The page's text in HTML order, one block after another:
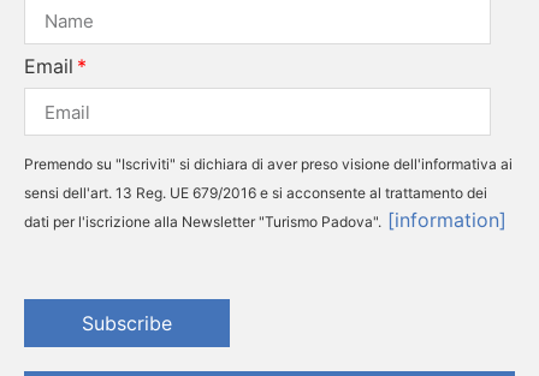
Email
Premendo su "Iscriviti" si dichiara di aver preso visione dell'informativa ai
sensi dell'art. 13 Reg. UE 679/2016 e si acconsente al trattamento dei
dati per l'iscrizione alla Newsletter "Turismo Padova". [information]
Subscribe